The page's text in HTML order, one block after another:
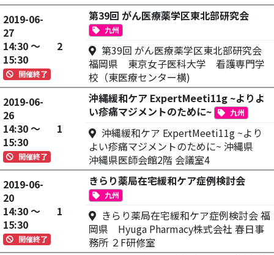
2019-06-
27
14:30 ～
15:30
開催終了
2
第39回 がん医療薬学区東北部研究会
九州
第39回 がん医療薬学区東北部研究会
福岡県 東京女子医科大学 看護専門学
校（東医療センター横)
2019-06-
26
14:30 ～
15:30
開催終了
1
沖縄緩和ケア ExpertMeeti11g ~よりよ
い疹痛マジメントのために~
九州
沖縄緩和ケア ExpertMeeti11g ~より
よい疹痛マジメントのために~ 沖縄県
沖縄県医師会館2階 会議室4
2019-06-
20
14:30 ～
15:30
開催終了
1
きらり薬局在宅緩和ケア症例検討会
九州
きらり薬局在宅緩和ケア症例検討会 福
岡県 Hyuga Pharmacy株式会社 春日事
務所 ２F研修室